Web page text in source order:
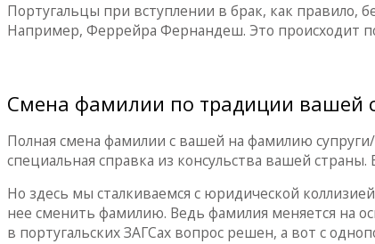
Португальцы при вступлении в брак, как правило,
Например, Феррейра Фернандеш. Это происходит
Смена фамилии по традиции вашей
Полная смена фамилии с вашей на фамилию
специальная справка из консульства вашей
Но здесь мы сталкиваемся с юридической
нее сменить фамилию. Ведь фамилия меняется на
в португальских ЗАГСах вопрос решен, а вот с